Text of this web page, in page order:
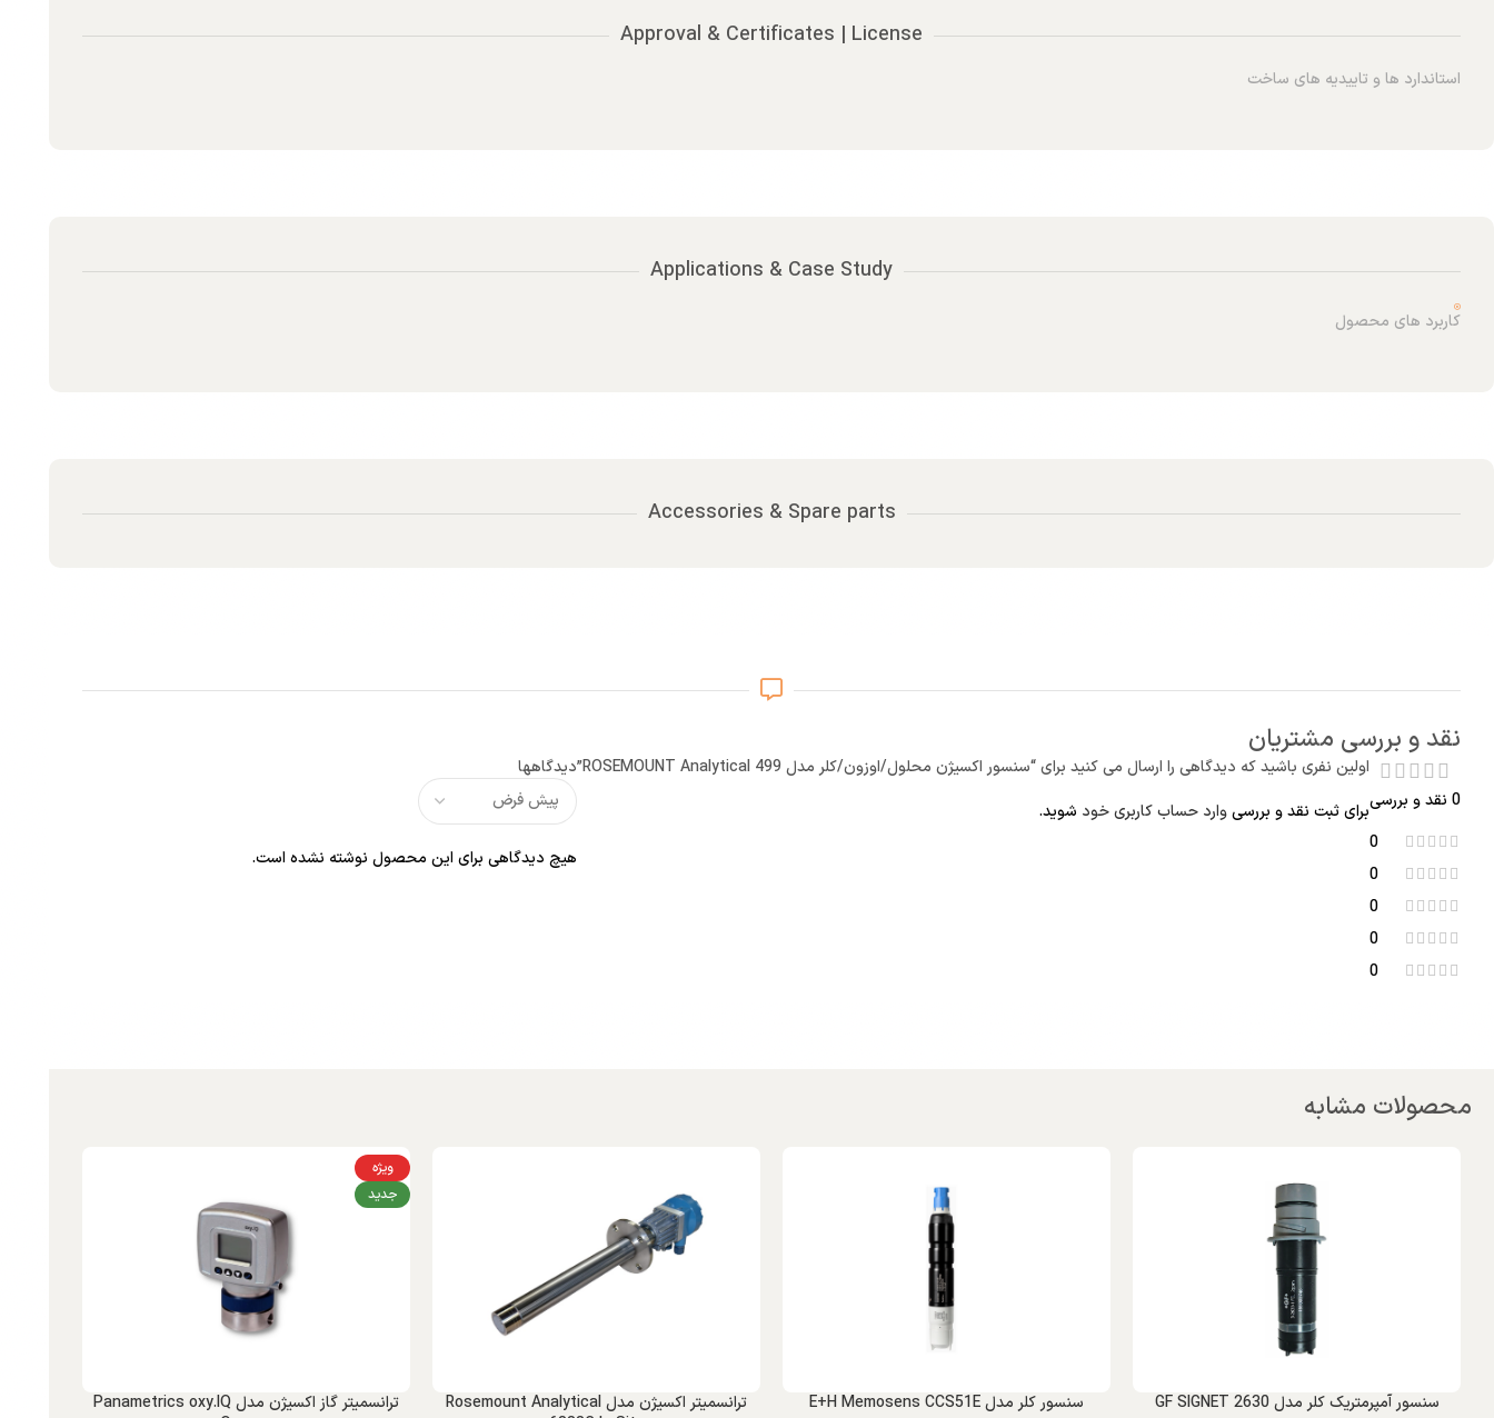
Approval & Certificates | License
استاندارد ها و تاییدیه های ساخت
Applications & Case Study
کاربرد های محصول
Accessories & Spare parts
نقد و بررسی مشتریان
0 نقد و بررسی
0
0
0
0
0
دیدگاهها
هیچ دیدگاهی برای این محصول نوشته نشده است.
اولین نفری باشید که دیدگاهی را ارسال می کنید برای “سنسور اکسیژن محلول/اوزون/کلر مدل ROSEMOUNT Analytical 499”
برای ثبت نقد و بررسیوارد حساب کاربری خود شوید.
محصولات مشابه
سنسور آمپرمتریک کلر مدل GF SIGNET 2630 سنسور کلر مدل E+H Memosens CCS51E
ترانسمیتر اکسیژن مدل Rosemount Analytical
ویژه
جدید
ترانسمیتر گاز اکسیژن مدل Panametrics oxy.IQ